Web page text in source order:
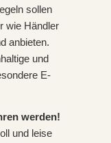
sollen
wie Händler
anbieten.
und
E-
werden!
und leise